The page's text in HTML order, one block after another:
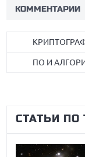
КОММЕНТАРИИ
ПО И
СТАТЬИ ПО